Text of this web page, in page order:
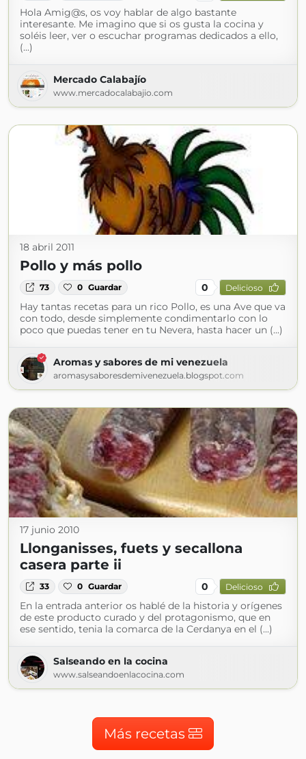
Hola Amig@s, os voy hablar de algo bastante
interesante. Me imagino que si os gusta la cocina y
soléis leer, ver o escuchar programas dedicados a ello,
(...)
Mercado Calabajío
www.mercadocalabajio.com
18 abril 2011
Pollo y más pollo
73 0 Guardar 0 Delicioso
Hay tantas recetas para un rico Pollo, es una Ave que va
con todo, desde simplemente condimentarlo con lo
poco que puedas tener en tu Nevera, hasta hacer un (...)
Aromas y sabores de mi venezuela
aromasysaboresdemivenezuela.blogspot.com
17 junio 2010
Llonganisses, fuets y secallona
casera parte ii
33 0 Guardar 0 Delicioso
En la entrada anterior os hablé de la historia y orígenes
de este producto curado y del protagonismo, que en
ese sentido, tenia la comarca de la Cerdanya en el (...)
Salseando en la cocina
www.salseandoenlacocina.com
Más recetas